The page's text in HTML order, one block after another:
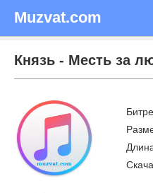
Muzvat.com
Князь - Месть за